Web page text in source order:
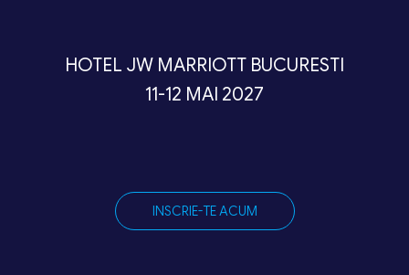
HOTEL JW MARRIOTT BUCURESTI
11-12 MAI 2027
INSCRIE-TE ACUM